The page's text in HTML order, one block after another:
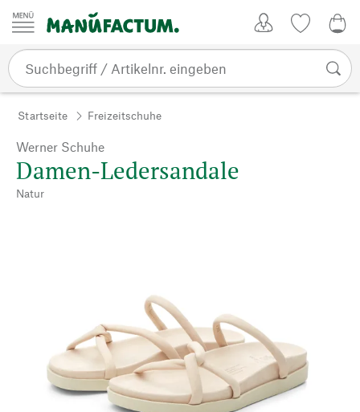
Zum Inhalt springen
Startseite Freizeitschuhe
Werner Schuhe
Damen-Ledersandale
Natur